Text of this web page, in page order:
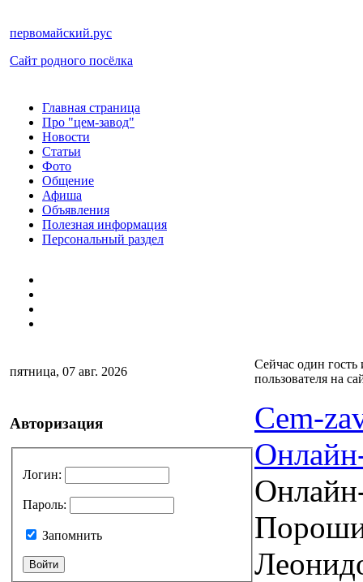
первомайский.рус
Сайт родного посёлка
Главная страница
Про "цем-завод"
Новости
Статьи
Фото
Общение
Афиша
Объявления
Полезная информация
Персональный раздел
пятница, 07 авг. 2026
Сейчас один гость
пользователя на
Авторизация
Логин:
Пароль:
Запомнить
Cem-